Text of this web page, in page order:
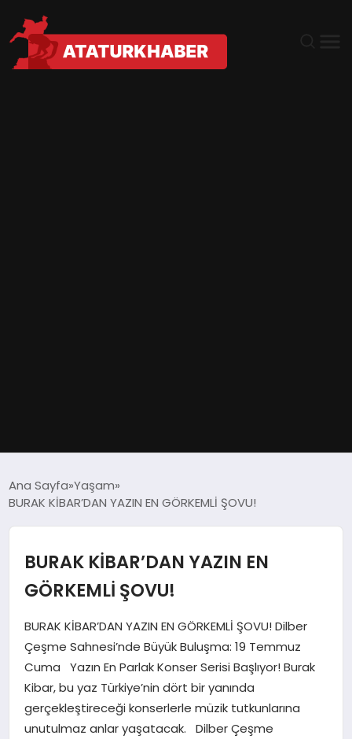
EĞITIM
EKONOMI
MAGAZIN
SAĞLIK
SIYASET
Ana Sayfa Yaşam
BURAK KİBAR’DAN YAZIN EN GÖRKEMLİ ŞOVU!
BURAK KİBAR’DAN YAZIN EN
GÖRKEMLİ ŞOVU!
BURAK KİBAR’DAN YAZIN EN GÖRKEMLİ ŞOVU! Dilber
Çeşme Sahnesi’nde Büyük Buluşma: 19 Temmuz
Cuma Yazın En Parlak Konser Serisi Başlıyor! Burak
Kibar, bu yaz Türkiye’nin dört bir yanında
gerçekleştireceği konserlerle müzik tutkunlarına
unutulmaz anlar yaşatacak. Dilber Çeşme